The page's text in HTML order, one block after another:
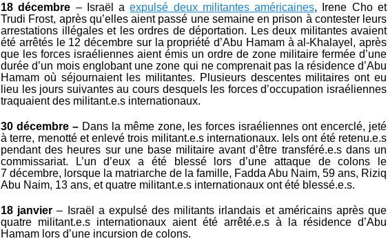
18 décembre – Israël aexpulsé deux militantes américaines, Irene Cho et
Trudi Frost, après qu’elles aient passé une semaine en prison à contester leurs
arrestations illégales et les ordres de déportation. Les deux militantes avaient
été arrêtés le 12 décembre sur la propriété d’Abu Hamam à al-Khalayel, après
que les forces israéliennes aient émis un ordre de zone militaire fermée d’une
durée d’un mois englobant une zone qui ne comprenait pas la résidence d’Abu
Hamam où séjournaient les militantes. Plusieurs descentes militaires ont eu
lieu les jours suivantes au cours desquels les forces d’occupation israéliennes
traquaient des militant.e.s internationaux.
30 décembre –Dans la même zone, les forces israéliennes ont encerclé, jeté
à terre, menotté et enlevé trois militant.e.s internationaux. Iels ont été retenu.e.s
pendant des heures sur une base militaire avant d’être transféré.e.s dans un
commissariat. L’un d’eux a été blessé lors d’une attaque de colons le
7 décembre, lorsque la matriarche de la famille, Fadda Abu Naim, 59 ans, Riziq
Abu Naim, 13 ans, et quatre militant.e.s internationaux ont été blessé.e.s.
18 janvier – Israël a expulsé des militants irlandais et américains après que
quatre militant.e.s internationaux aient été arrêté.e.s à la résidence d’Abu
Hamam lors d’une incursion de colons.